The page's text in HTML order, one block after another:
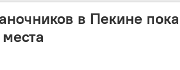
в Пекине пока